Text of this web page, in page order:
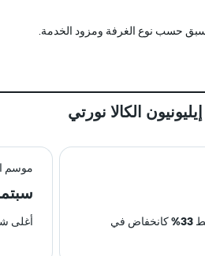
حسب نوع الغرفة ومزود الخدمة.
الكالا نورتي
موسم
33%
كانخفاض في
أغلى